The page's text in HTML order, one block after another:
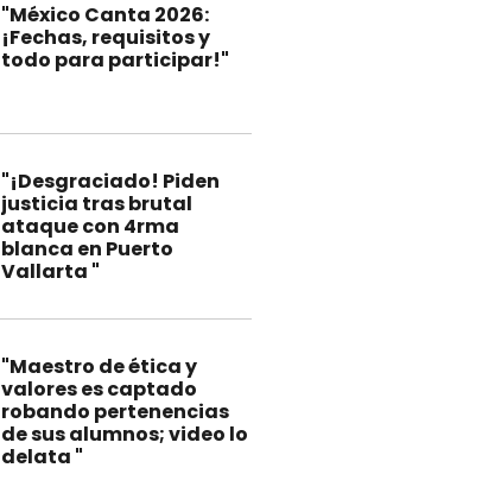
"México Canta 2026:
¡Fechas, requisitos y
todo para participar!"
"¡Desgraciado! Piden
justicia tras brutal
ataque con 4rma
blanca en Puerto
Vallarta "
"Maestro de ética y
valores es captado
robando pertenencias
de sus alumnos; video lo
delata "